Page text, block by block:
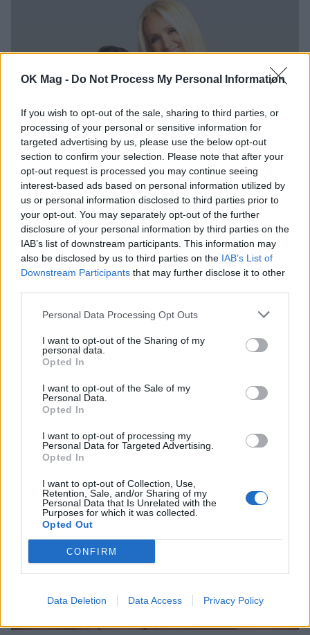
OK Mag - Do Not Process My Personal Information
If you wish to opt-out of the sale, sharing to third parties, or
processing of your personal or sensitive information for
targeted advertising by us, please use the below opt-out
section to confirm your selection. Please note that after your
opt-out request is processed you may continue seeing
interest-based ads based on personal information utilized by
us or personal information disclosed to third parties prior to
your opt-out. You may separately opt-out of the further
disclosure of your personal information by third parties on the
IAB’s list of downstream participants. This information may
also be disclosed by us to third parties on the IAB’s List of
Downstream Participants that may further disclose it to other
Personal Data Processing Opt Outs
I want to opt-out of the Sharing of my
personal data.
Opted In
I want to opt-out of the Sale of my
Personal Data.
Opted In
I want to opt-out of processing my
Personal Data for Targeted Advertising.
Opted In
I want to opt-out of Collection, Use,
Retention, Sale, and/or Sharing of my
Personal Data that Is Unrelated with the
Purposes for which it was collected.
Opted Out
CONFIRM
Data Deletion Data Access Privacy Policy
Γρηγόρης Γκουντάρας: Το χιουμοριστικό βίντεο
και η συμβουλή στους παντρεμένους
Ελένη Φωτοπούλου: Η δημόσια ερωτική
εξομολόγηση στον Άκη Παυλόπουλο για τη γιορτή
κοντά του»